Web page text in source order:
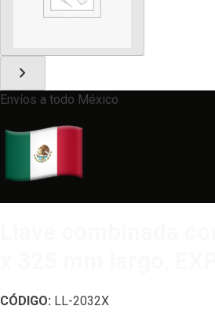
chevron_right
Envíos a todo México
CÓDIGO: LL-2032X